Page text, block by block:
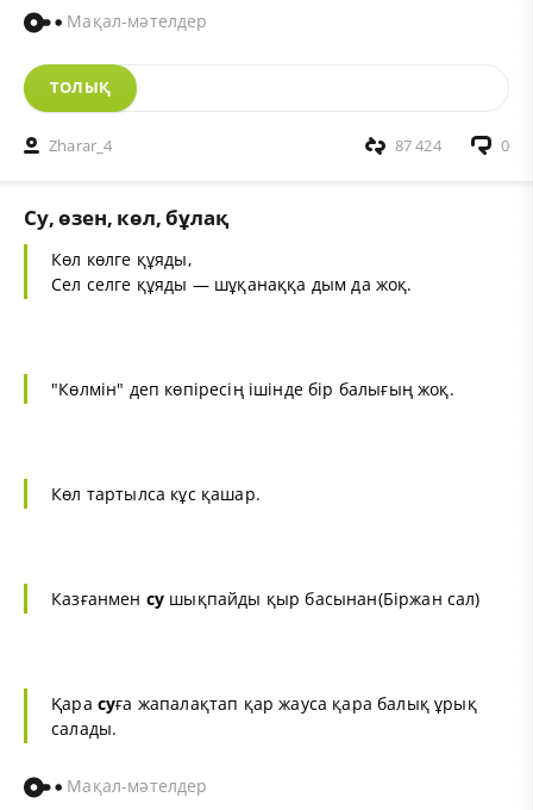
Мақал-мәтелдер
ТОЛЫҚ
Zharar_4 0
87 424
Су, өзен, көл, бұлақ
Көл көлге құяды,
Сел селге құяды — шұқанаққа дым да жоқ.
"Көлмін" деп көпіресің ішінде бір балығың жоқ.
Көл тартылса кұс қашар.
Казғанмен су шықпайды қыр басынан(Біржан сал)
Қара суға жапалақтап қар жауса қара балық ұрық
салады.
Мақал-мәтелдер